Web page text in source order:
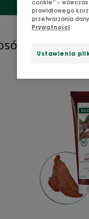
Klorane"
cookie” –
prawidłowego
przetwarzania
Prywatności
Ustawienia